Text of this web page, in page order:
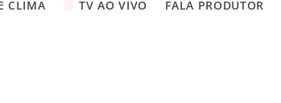
CLIMA TV AO VIVO FALA PRODUTOR